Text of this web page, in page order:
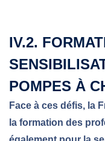
IV.2.
POMPES À
Face à ces défis, la
la formation des